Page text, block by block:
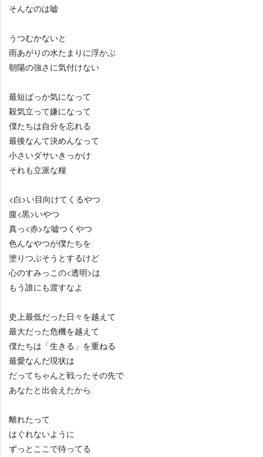
そんなのは嘘
うつむかないと
雨あがりの水たまりに浮かぶ
朝陽の強さに気付けない
最短ばっか気になって
殺気立って嫌になって
僕たちは自分を忘れる
最後なんて決めんなって
小さいダサいきっかけ
それも立派な糧
<白>い目向けてくるやつ
腹<黒>いやつ
真っ<赤>な嘘つくやつ
色んなやつが僕たちを
塗りつぶそうとするけど
心のすみっこの<透明>は
もう誰にも渡すなよ
史上最低だった日々を越えて
最大だった危機を越えて
僕たちは「生きる」を重ねる
最愛なんだ現状は
だってちゃんと戦ったその先で
あなたと出会えたから
離れたって
はぐれないように
ずっとここで待ってる